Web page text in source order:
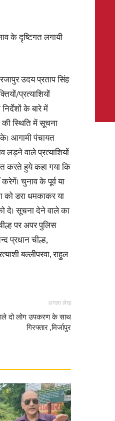
के दृष्टिगत लगायी
उदय प्रताप सिंह
प्रत्याशियों
के बारे में
की स्थिति में सूचना
आगामी पंचायत
लड़ने वाले प्रत्याशियों
करते हुये कहा गया कि
चुनाव के पूर्व या
को डरा धमकाकर या
दे। सूचना देने वाले का
पर अपर पुलिस
प्रधान चील्ह,
बल्लीपरवा, राहुल
अगला लेख
दो लोग उपकरण के साथ
गिरफ्तार ,मिर्जापुर